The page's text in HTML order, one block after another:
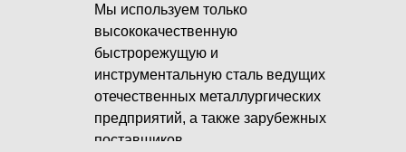
Мы используем только
высококачественную
быстрорежущую и
инструментальную сталь ведущих
отечественных металлургических
предприятий, а также зарубежных
поставщиков.